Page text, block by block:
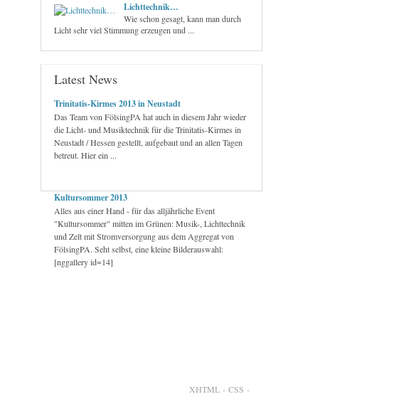
Lichttechnik…
Wie schon gesagt, kann man durch
Licht sehr viel Stimmung erzeugen und ...
Latest News
Trinitatis-Kirmes 2013 in Neustadt
Das Team von FölsingPA hat auch in diesem Jahr wieder
die Licht- und Musiktechnik für die Trinitatis-Kirmes in
Neustadt / Hessen gestellt, aufgebaut und an allen Tagen
betreut. Hier ein ...
Kultursommer 2013
Alles aus einer Hand - für das alljährliche Event
"Kultursommer" mitten im Grünen: Musik-, Lichttechnik
und Zelt mit Stromversorgung aus dem Aggregat von
FölsingPA. Seht selbst, eine kleine Bilderauswahl:
[nggallery id=14]
XHTML - CSS -